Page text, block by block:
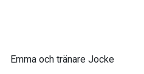
Emma och tränare Jocke